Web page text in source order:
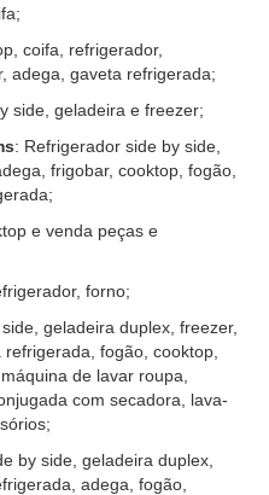
coifa, refrigerador,
adega, gaveta refrigerada;
side, geladeira e freezer;
: Refrigerador side by side,
frigobar, cooktop, fogão,
e venda peças e
forno;
geladeira duplex, freezer,
fogão, cooktop,
de lavar roupa,
com secadora, lava-
by side, geladeira duplex,
adega, fogão,